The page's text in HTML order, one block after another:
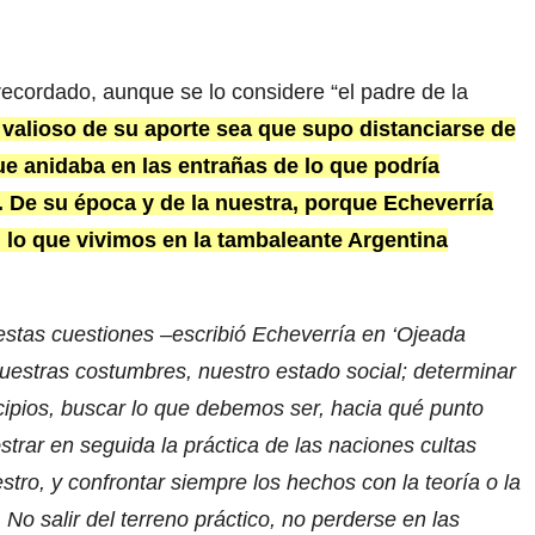
aunque se lo considere “el padre de la
de su aporte sea que supo distanciarse de
anidaba en las entrañas de lo que podría
De su época y de la nuestra, porque Echeverría
que vivimos en la tambaleante Argentina
cuestiones –escribió Echeverría en ‘Ojeada
costumbres, nuestro estado social; determinar
buscar lo que debemos ser, hacia qué punto
en seguida la práctica de las naciones cultas
y confrontar siempre los hechos con la teoría o la
salir del terreno práctico, no perderse en las